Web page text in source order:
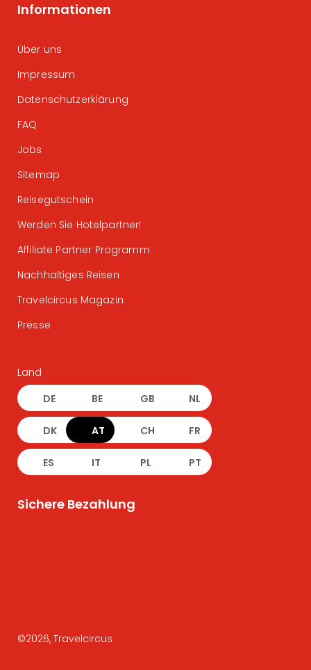
Informationen
Über uns
Impressum
Datenschutzerklärung
FAQ
Jobs
Sitemap
Reisegutschein
Werden Sie Hotelpartner!
Affiliate Partner Programm
Nachhaltiges Reisen
Travelcircus Magazin
Presse
Land
DE BE GB NL
DK AT CH FR
ES IT PL PT
Sichere Bezahlung
©2026, Travelcircus